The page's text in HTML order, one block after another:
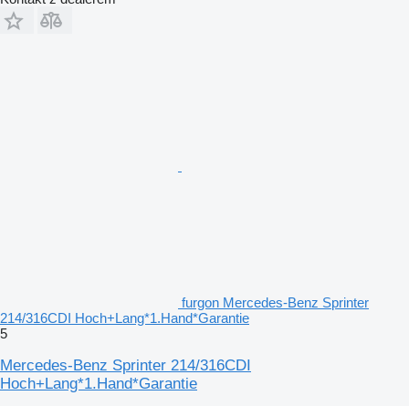
Garantie
Regensensor
furgon Mercedes-Benz Sprinter
214/316CDI Hoch+Lang*1.Hand*Garantie
5
Mercedes-Benz Sprinter 214/316CDI
Hoch+Lang*1.Hand*Garantie